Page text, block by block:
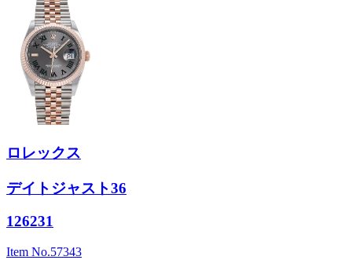
ロレックス
デイトジャスト36
126231
Item No.57343